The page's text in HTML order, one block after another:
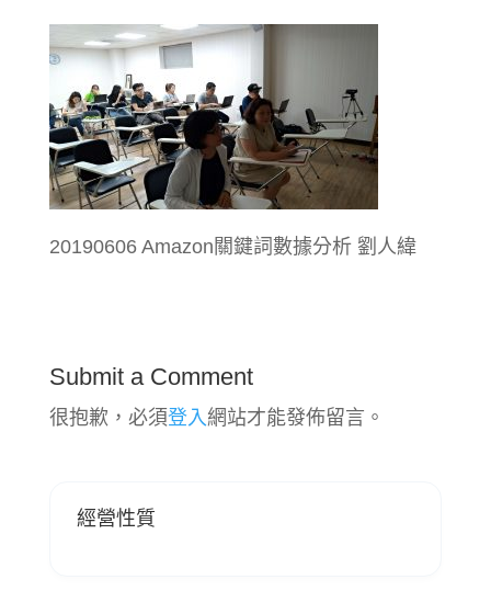
20190606 Amazon關鍵詞數據分析 劉人緯
Submit a Comment
很抱歉，必須登入 網站才能發佈留言。
經營性質